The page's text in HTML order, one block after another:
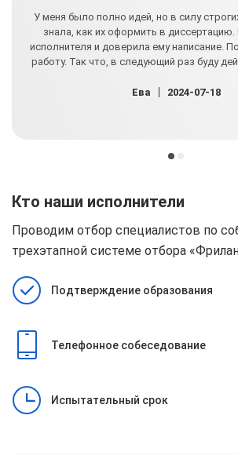
У меня было полно идей, но в силу
знала, как их оформить в
исполнителя и доверила ему написание.
работу. Так что, в следующий раз буду
Ева 2024-07-18
Кто наши исполнители
Проводим отбор специалистов по
трехэтапной системе отбора
Подтверждение образования
Телефонное собеседование
Испытательный срок